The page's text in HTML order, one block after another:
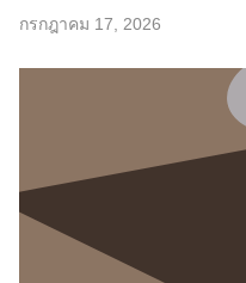
กรกฎาคม 17, 2026